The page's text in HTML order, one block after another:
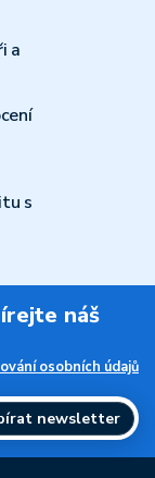
a
s
náš
osobních údajů
newsletter